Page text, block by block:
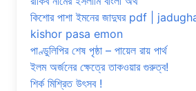
কিশোর পাশা ইমনের জাদুঘর pdf |
kishor pasa emon
পাণ্ডুলিপির শেষ পৃষ্ঠা – পায়েল রায় পার্থ
ইলম অর্জনের ক্ষেত্রে তাকওয়ার গুরুত্ব!
শির্ক মিশ্রিত উৎসব !